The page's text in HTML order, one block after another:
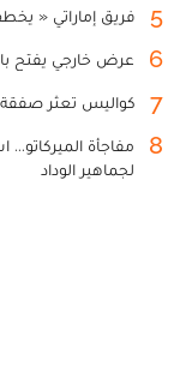
5 فريق إماراتي «
6 عرض خارجي يفتح
7 كواليس تعثر
8
مفاجأة
لجماهير الوداد